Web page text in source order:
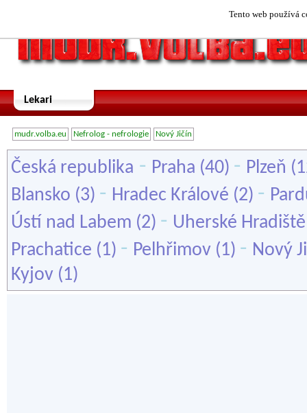
Tento web používá
Lekari
mudr.volba.eu Nefrolog - nefrologie Nový Jičín
Česká republika - Praha (40) - Plzeň
Blansko (3) - Hradec Králové (2) -
Ústí nad Labem (2) - Uherské Hradiště
Prachatice (1) - Pelhřimov (1) - Nový
Kyjov (1)